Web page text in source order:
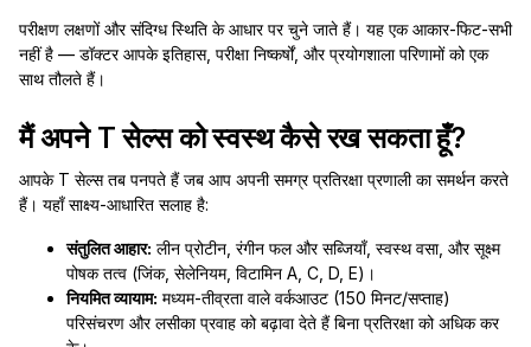
परीक्षण लक्षणों और संदिग्ध स्थिति के आधार पर चुने जाते हैं। यह एक आकार-फिट-सभी
नहीं है — डॉक्टर आपके इतिहास, परीक्षा निष्कर्षों, और प्रयोगशाला परिणामों को एक
साथ तौलते हैं।
मैं अपने T सेल्स को स्वस्थ कैसे रख सकता हूँ?
आपके T सेल्स तब पनपते हैं जब आप अपनी समग्र प्रतिरक्षा प्रणाली का समर्थन करते
हैं। यहाँ साक्ष्य-आधारित सलाह है:
संतुलित आहार: लीन प्रोटीन, रंगीन फल और सब्जियाँ, स्वस्थ वसा, और सूक्ष्म
पोषक तत्व (जिंक, सेलेनियम, विटामिन A, C, D, E)।
नियमित व्यायाम: मध्यम-तीव्रता वाले वर्कआउट (150 मिनट/सप्ताह)
परिसंचरण और लसीका प्रवाह को बढ़ावा देते हैं बिना प्रतिरक्षा को अधिक कर